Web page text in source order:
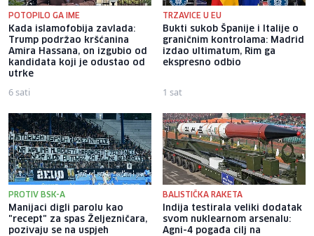
POTOPILO GA IME
Kada islamofobija zavlada:
Trump podržao kršćanina
Amira Hassana, on izgubio od
kandidata koji je odustao od
utrke
6 sati
TRZAVICE U EU
Bukti sukob Španije i Italije o
graničnim kontrolama: Madrid
izdao ultimatum, Rim ga
ekspresno odbio
1 sat
PROTIV BSK-A
Manijaci digli parolu kao
"recept" za spas Željezničara,
pozivaju se na uspjeh
BALISTIČKA RAKETA
Indija testirala veliki dodatak
svom nuklearnom arsenalu:
Agni-4 pogađa cilj na